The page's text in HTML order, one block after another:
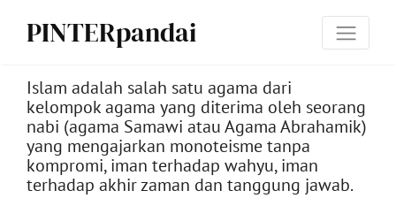
PINTERpandai
Islam adalah salah satu agama dari
kelompok agama yang diterima oleh seorang
nabi (agama Samawi atau Agama Abrahamik)
yang mengajarkan monoteisme tanpa
kompromi, iman terhadap wahyu, iman
terhadap akhir zaman dan tanggung jawab.